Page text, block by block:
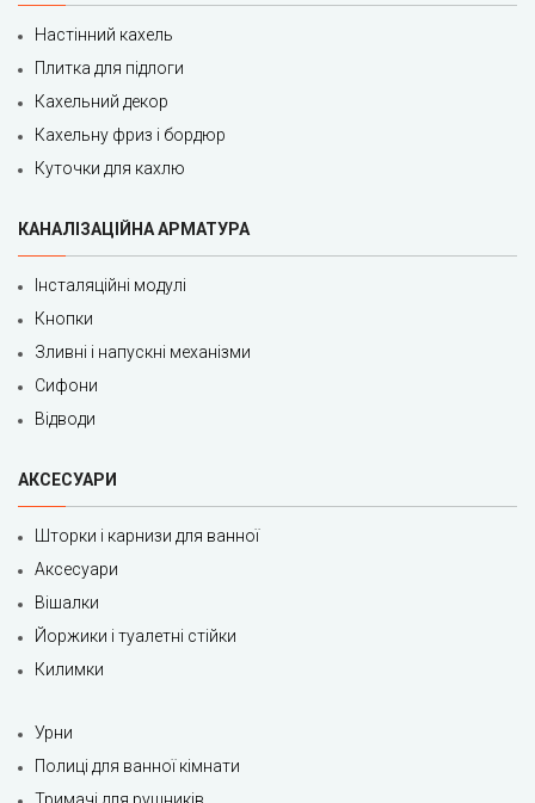
Настінний кахель
Плитка для підлоги
Кахельний декор
Кахельну фриз і бордюр
Куточки для кахлю
КАНАЛІЗАЦІЙНА АРМАТУРА
Інсталяційні модулі
Кнопки
Зливні і напускні механізми
Сифони
Відводи
АКСЕСУАРИ
Шторки і карнизи для ванної
Аксесуари
Вішалки
Йоржики і туалетні стійки
Килимки
Урни
Полиці для ванної кімнати